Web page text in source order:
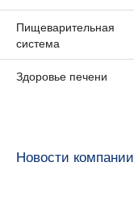
Пищеварительная
система
Здоровье печени
Новости компании